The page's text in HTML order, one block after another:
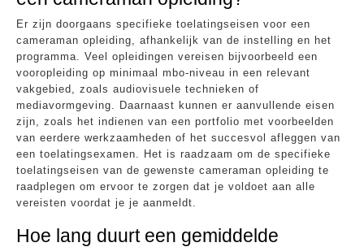
Er zijn doorgaans specifieke toelatingseisen voor een
cameraman opleiding, afhankelijk van de instelling en het
programma. Veel opleidingen vereisen bijvoorbeeld een
vooropleiding op minimaal mbo-niveau in een relevant
vakgebied, zoals audiovisuele technieken of
mediavormgeving. Daarnaast kunnen er aanvullende eisen
zijn, zoals het indienen van een portfolio met voorbeelden
van eerdere werkzaamheden of het succesvol afleggen van
een toelatingsexamen. Het is raadzaam om de specifieke
toelatingseisen van de gewenste cameraman opleiding te
raadplegen om ervoor te zorgen dat je voldoet aan alle
vereisten voordat je je aanmeldt.
Hoe lang duurt een gemiddelde